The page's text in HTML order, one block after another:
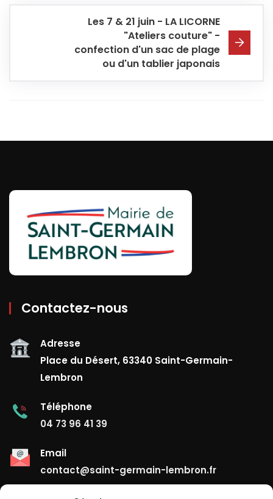
Les 7 & 21 juin - LA LICORNE
"Ateliers couture" -
confection d'un sac de plage
ou d'un tablier japonais
Contactez-nous
Adresse
Place du Désert, 63340 Saint-Germain-
Lembron
Téléphone
04 73 96 41 39
Email
contact@saint-germain-lembron.fr